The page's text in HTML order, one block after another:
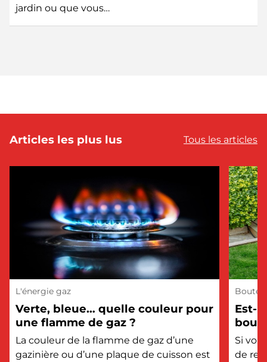
jardin ou que vous…
Articles les plus lus Tous les articles
L'énergie gaz
Verte, bleue… quelle couleur pour
une flamme de gaz ?
La couleur de la flamme de gaz d’une
gazinière ou d’une plaque de cuisson est
Est-
?
Si
de